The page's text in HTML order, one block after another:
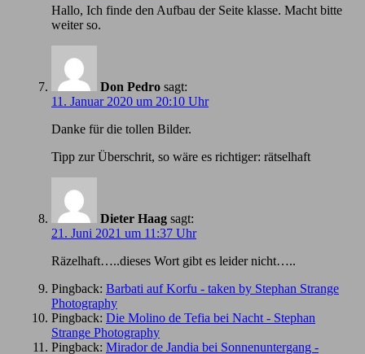
Hallo, Ich finde den Aufbau der Seite klasse. Macht bitte
weiter so.
Don Pedro sagt:
11. Januar 2020 um 20:10 Uhr
Danke für die tollen Bilder.
Tipp zur Überschrit, so wäre es richtiger: rätselhaft
Dieter Haag sagt:
21. Juni 2021 um 11:37 Uhr
Räzelhaft…..dieses Wort gibt es leider nicht…..
Pingback: Barbati auf Korfu - taken by Stephan Strange
Photography
Pingback: Die Molino de Tefia bei Nacht - Stephan
Strange Photography
Pingback: Mirador de Jandia bei Sonnenuntergang -